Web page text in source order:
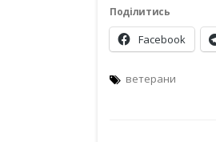
Поділитись
Facebook
ветерани